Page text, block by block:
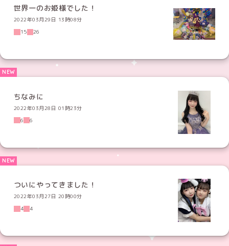
世界一のお姫様でした！
2022年03月29日 13時08分
15
26
ちなみに
2022年03月28日 01時23分
6
6
ついにやってきました！
2022年03月27日 20時00分
4
4